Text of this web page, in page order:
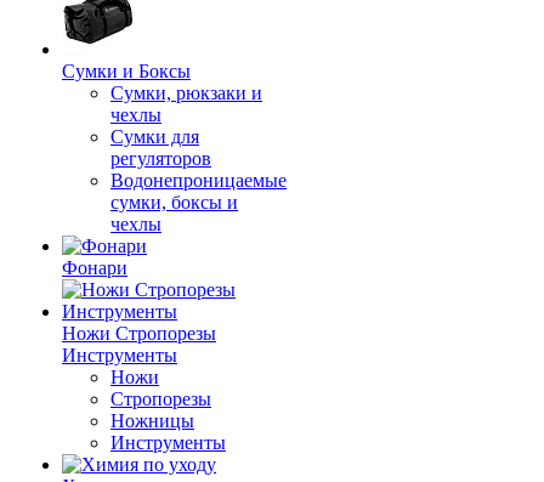
Сумки и Боксы
Сумки, рюкзаки и
чехлы
Сумки для
регуляторов
Водонепроницаемые
сумки, боксы и
чехлы
Фонари
Ножи Стропорезы
Инструменты
Ножи
Стропорезы
Ножницы
Инструменты